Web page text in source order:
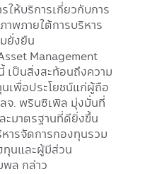
ให้บริการเกี่ยวกับการ
พภายใต้การบริหาร
ยั่งยืน
Management
เป็นสิ่งสะท้อนถึงความ
เพื่อประโยชน์แก่ผู้ถือ
จ. พรินซิเพิล มุ่งมั่นที่
ะมาตรฐานที่ดียิ่งขึ้น
ารจัดการกองทุนรวม
ทุนและผู้มีส่วน
พล กล่าว